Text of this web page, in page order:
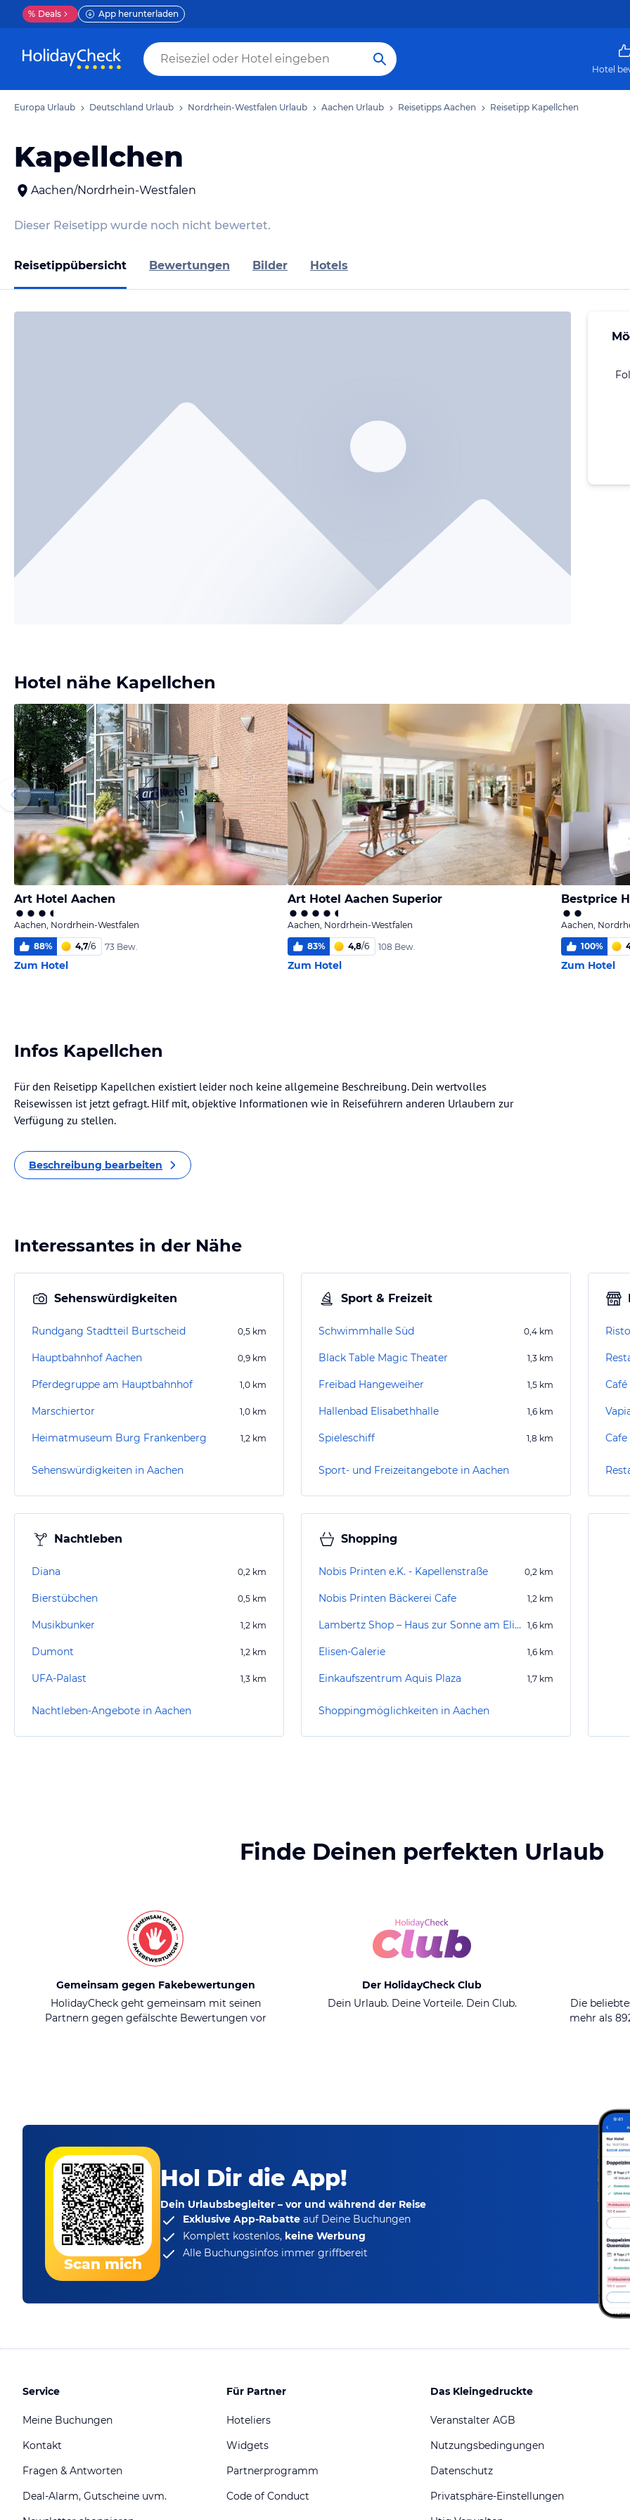
% Deals App herunterladen
Hotel
Europa Urlaub Deutschland Urlaub Nordrhein-Westfalen Urlaub Aachen Urlaub Reisetipps Aachen Reisetipp Kapellchen
Kapellchen
Aachen/Nordrhein-Westfalen
Dieser Reisetipp wurde noch nicht bewertet.
Reisetippübersicht Bewertungen Bilder Hotels
Hotel nähe Kapellchen
Art Hotel Aachen
Aachen, Nordrhein-Westfalen
88% 4,7/6 73 Bew.
Zum Hotel
Art Hotel Aachen Superior
Aachen, Nordrhein-Westfalen
83% 4,8/6 108 Bew.
Zum Hotel
Bestprice
Aachen,
100%
Zum Hotel
Infos Kapellchen
Für den Reisetipp Kapellchen existiert leider noch keine allgemeine Beschreibung. Dein wertvolles
Reisewissen ist jetzt gefragt. Hilf mit, objektive Informationen wie in Reiseführern anderen Urlaubern zur
Verfügung zu stellen.
Beschreibung bearbeiten
Interessantes in der Nähe
Sehenswürdigkeiten
Rundgang Stadtteil Burtscheid 0,5 km
Hauptbahnhof Aachen 0,9 km
Pferdegruppe am Hauptbahnhof 1,0 km
Marschiertor 1,0 km
Heimatmuseum Burg Frankenberg 1,2 km
Sehenswürdigkeiten in Aachen
Sport & Freizeit
Schwimmhalle Süd 0,4 km
Black Table Magic Theater 1,3 km
Freibad Hangeweiher 1,5 km
Hallenbad Elisabethhalle 1,6 km
Spieleschiff 1,8 km
Sport- und Freizeitangebote in Aachen
Cafe
Nachtleben
Diana 0,2 km
Bierstübchen 0,5 km
Musikbunker 1,2 km
Dumont 1,2 km
UFA-Palast 1,3 km
Nachtleben-Angebote in Aachen
Shopping
Nobis Printen e.K. - Kapellenstraße 0,2 km
Nobis Printen Bäckerei Cafe 1,2 km
Lambertz Shop – Haus zur Sonne am Elisenbrunnen 1,6 km
Elisen-Galerie 1,6 km
Einkaufszentrum Aquis Plaza 1,7 km
Shoppingmöglichkeiten in Aachen
Finde Deinen perfekten Urlaub
Gemeinsam gegen Fakebewertungen
HolidayCheck geht gemeinsam mit seinen
Partnern gegen gefälschte Bewertungen vor
Der HolidayCheck Club
Dein Urlaub. Deine Vorteile. Dein Club.
Die
mehr als
Scan mich
Hol Dir die App!
Dein Urlaubsbegleiter – vor und während der Reise
Exklusive App-Rabatte auf Deine Buchungen
Komplett kostenlos, keine Werbung
Alle Buchungsinfos immer griffbereit
Service
Meine Buchungen
Kontakt
Fragen & Antworten
Deal-Alarm, Gutscheine uvm.
Für Partner
Hoteliers
Widgets
Partnerprogramm
Code of Conduct
Das Kleingedruckte
Veranstalter AGB
Nutzungsbedingungen
Datenschutz
Privatsphäre-Einstellungen